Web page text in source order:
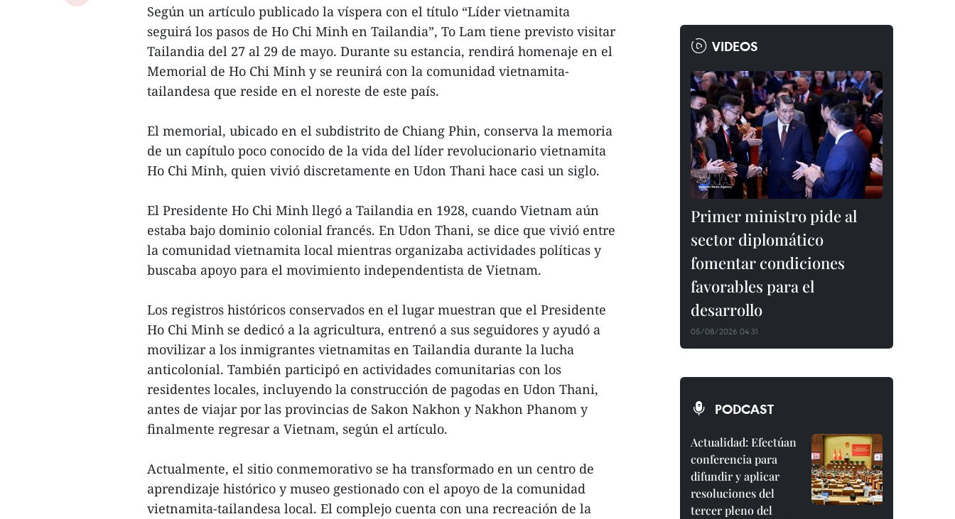
Según un artículo publicado la víspera con el título “Líder vietnamita
seguirá los pasos de Ho Chi Minh en Tailandia”, To Lam tiene previsto visitar
Tailandia del 27 al 29 de mayo. Durante su estancia, rendirá homenaje en el
Memorial de Ho Chi Minh y se reunirá con la comunidad vietnamita-
tailandesa que reside en el noreste de este país.
El memorial, ubicado en el subdistrito de Chiang Phin, conserva la memoria
de un capítulo poco conocido de la vida del líder revolucionario vietnamita
Ho Chi Minh, quien vivió discretamente en Udon Thani hace casi un siglo.
El Presidente Ho Chi Minh llegó a Tailandia en 1928, cuando Vietnam aún
estaba bajo dominio colonial francés. En Udon Thani, se dice que vivió entre
la comunidad vietnamita local mientras organizaba actividades políticas y
buscaba apoyo para el movimiento independentista de Vietnam.
Los registros históricos conservados en el lugar muestran que el Presidente
Ho Chi Minh se dedicó a la agricultura, entrenó a sus seguidores y ayudó a
movilizar a los inmigrantes vietnamitas en Tailandia durante la lucha
anticolonial. También participó en actividades comunitarias con los
residentes locales, incluyendo la construcción de pagodas en Udon Thani,
antes de viajar por las provincias de Sakon Nakhon y Nakhon Phanom y
finalmente regresar a Vietnam, según el artículo.
Actualmente, el sitio conmemorativo se ha transformado en un centro de
aprendizaje histórico y museo gestionado con el apoyo de la comunidad
vietnamita-tailandesa local. El complejo cuenta con una recreación de la
VIDEOS
Primer ministro pide al
sector diplomático
fomentar condiciones
favorables para el
desarrollo
05/08/2026 04:31
PODCAST
Actualidad: Efectúan
conferencia para
difundir y aplicar
resoluciones del
tercer pleno del